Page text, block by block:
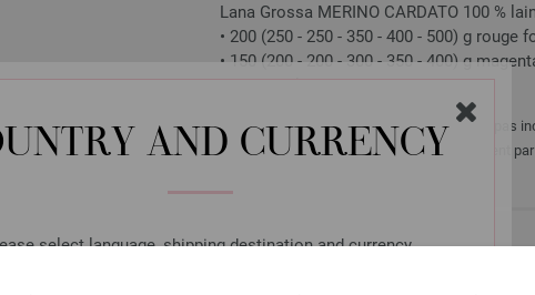
AND CURRENCY
select language, shipping destination and currency.
Lana Grossa MERINO CARDATO 100 %
• 200 (250 - 250 - 350 - 400 - 500) g rouge
• 150 (200 - 200 - 300 - 350 - 400) g
• Aig circulaire n° 8 / 120 cm
Les aiguilles, boutons, accessoires ne sont pas
mais pas le magazine, sont livrés gratuitement
Aiguille circulaire design en bois